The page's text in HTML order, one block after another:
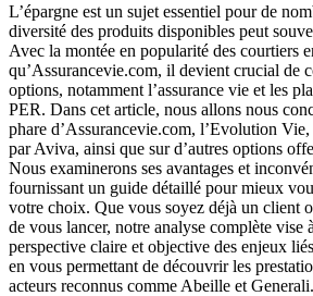
L’épargne est un sujet essentiel pour de
diversité des produits disponibles peut
Avec la montée en popularité des courtiers
qu’Assurancevie.com, il devient crucial de
options, notamment l’assurance vie et les
PER. Dans cet article, nous allons nous
phare d’Assurancevie.com, l’Evolution
par Aviva, ainsi que sur d’autres options
Nous examinerons ses avantages et
fournissant un guide détaillé pour mieux
votre choix. Que vous soyez déjà un client
de vous lancer, notre analyse complète vise
perspective claire et objective des enjeux
en vous permettant de découvrir les
acteurs reconnus comme Abeille et Generali.